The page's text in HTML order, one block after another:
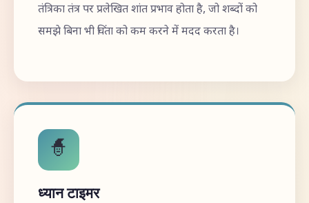
तंत्रिका तंत्र पर प्रलेखित शांत प्रभाव होता है, जो शब्दों को
समझे बिना भी चिंता को कम करने में मदद करता है।
🧙
ध्यान टाइमर